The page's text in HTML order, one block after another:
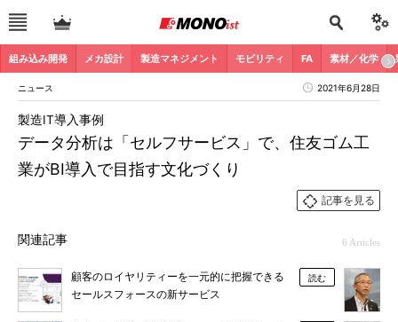
組み込み開発 メカ設計 製造マネジメント モビリティ FA 素材／化学
ニュース 2021年6月28日
データ分析は「セルフサービス」で、住友ゴム工
業がBI導入で目指す文化づくり
製造IT導入事例
記事を見る
関連記事 6 Articles
顧客のロイヤリティーを一元的に把握できる
セールスフォースの新サービス
読む